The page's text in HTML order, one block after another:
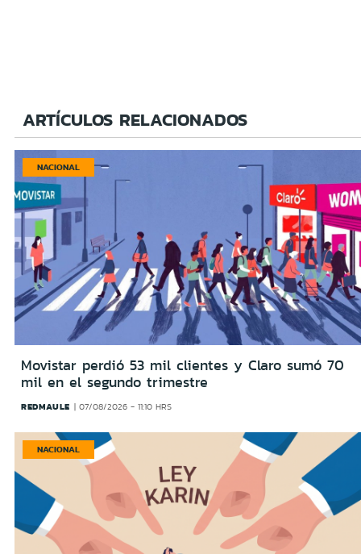
ARTÍCULOS RELACIONADOS
NACIONAL
Movistar perdió 53 mil clientes y Claro sumó 70
mil en el segundo trimestre
REDMAULE 07/08/2026 - 11:10 HRS
NACIONAL